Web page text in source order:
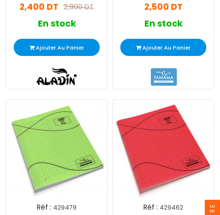
2,900 DT
2,400 DT
En stock
Ajouter Au Panier
2,500 DT
En stock
Ajouter Au Panier
Réf : 429479 Réf : 429462